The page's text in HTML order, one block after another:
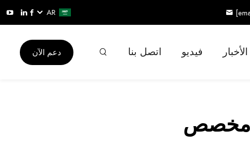
AR
الأخبار فيديو اتصل بنا دعم الآن
مخصص